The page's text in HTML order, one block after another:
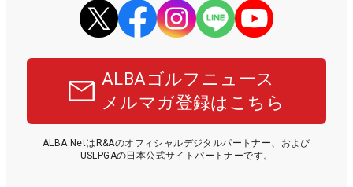
ALBAゴルフニュース
メルマガ登録はこちら
ALBA NetはR&Aのオフィシャルデジタルパートナー、および
USLPGAの日本公式サイトパートナーです。